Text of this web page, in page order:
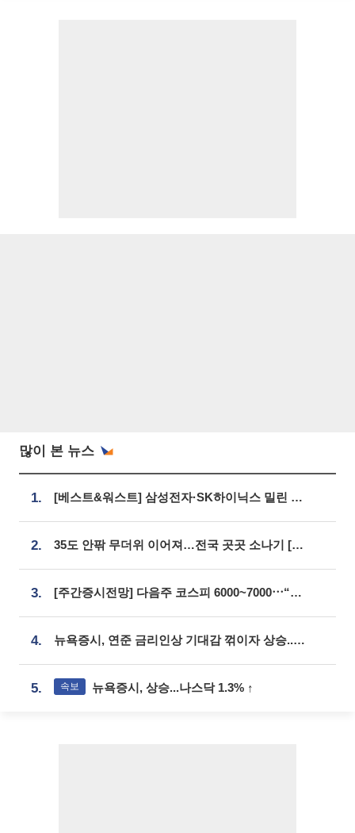
많이 본 뉴스
1. [베스트&워스트] 삼성전자·SK하이닉스 밀린 한 주…상상인증권은 85% 급등
2. 35도 안팎 무더위 이어져…전국 곳곳 소나기 [오늘 날씨]
3. [주간증시전망] 다음주 코스피 6000~7000⋯“外人 수급은 정책이 변수”
4. 뉴욕증시, 연준 금리인상 기대감 꺾이자 상승...S&P500 사상 최고치 [종합]
5. 속보 뉴욕증시, 상승...나스닥 1.3% ↑